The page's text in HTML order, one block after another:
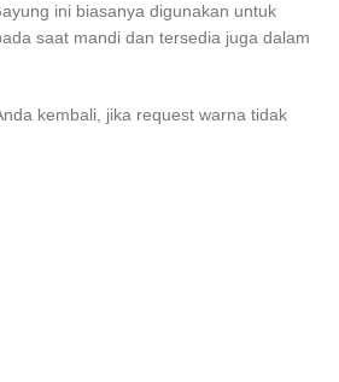
ini biasanya digunakan untuk
saat mandi dan tersedia juga dalam
kembali, jika request warna tidak